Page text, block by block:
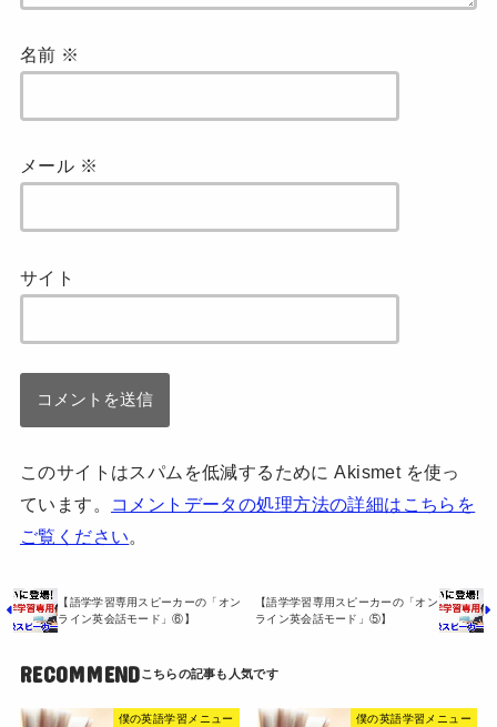
名前 ※
メール ※
サイト
このサイトはスパムを低減するために Akismet を使っ
ています。
コメントデータの処理方法の詳細はこちらを
ご覧ください。
【語学学習専用スピーカーの「オン
ライン英会話モード」⑥】
【語学学習専用スピーカーの「オン
ライン英会話モード」⑤】
RECOMMEND
僕の英語学習メニュー 僕の英語学習メニュー